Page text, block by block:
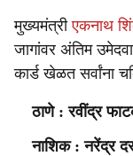
मुख्यमंत्रीएकनाथ
जागांवर अंतिम
कार्ड खेळत सर्वांना
ठाणे : रवींद्र
नाशिक : नरेंद्र